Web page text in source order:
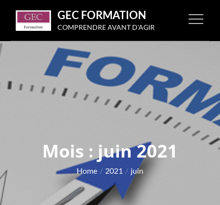
content
GEC FORMATION
COMPRENDRE AVANT D'AGIR
Mois : juin 2021
Home 2021 juin